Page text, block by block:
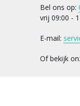
Bel ons op:
vrij 09:00 -
E-mail:
Of bekijk